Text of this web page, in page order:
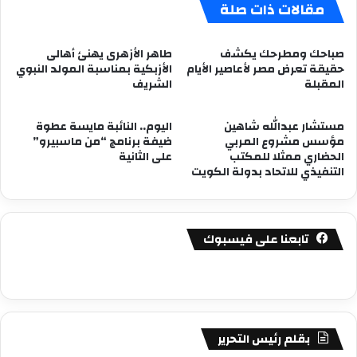
مقالات ذات صلة
صباحك ومطرحك يكشف
حقيقة تعرض مصر لأعاصير الأيام
المقبلة
طاهر الأزهرى يهنئ أهالى
الأزبكية بمناسبة المولد النبوي
الشريف
مستشار عبدالله شاهين
مؤسس مشروع المربي
الحضاري ممثلا للمكتب
التنفيذي للاتحاد بدولة الكويت
اليوم.. النائبة مايسة عطوة
ضيفة برنامج “من ماسبيرو”
على الثانية
تابعنا على فيسبوك
بقلم رئيس التحرير